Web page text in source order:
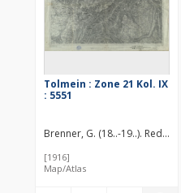
Tolmein : Zone 21 Kol. IX
: 5551
Brenner, G. (18..-19..). Redaktor
[1916]
Map/Atlas